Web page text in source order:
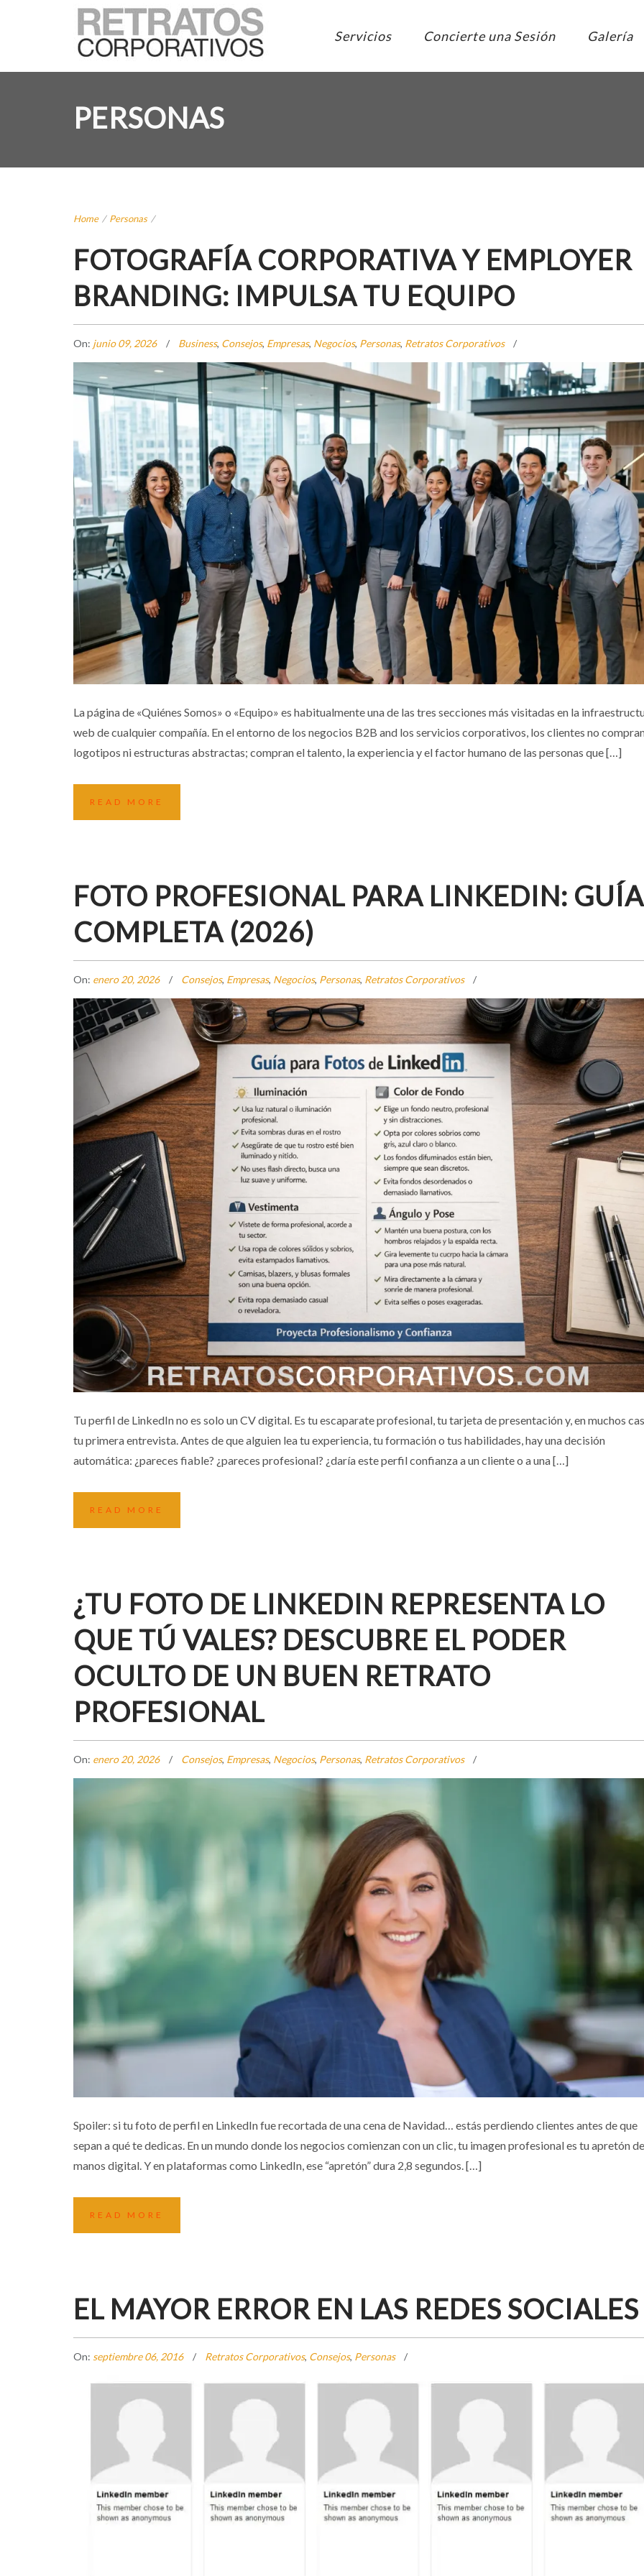
Servicios Concierte una Sesión Galería
PERSONAS
Home / Personas /
FOTOGRAFÍA CORPORATIVA Y EMPLOYER
BRANDING: IMPULSA TU EQUIPO
On: junio 09, 2026 Business, Consejos, Empresas, Negocios, Personas, Retratos Corporativos
FOTOGRAFÍA CORPORATIVA Y EMPLOYER BRANDING: IMPULSA TU EQUIPO
BusinessConsejos EmpresasNegociosPersonasRetratos Corporativos
La página de «Quiénes Somos» o «Equipo» es habitualmente una de las tres secciones más visitadas en la
web de cualquier compañía. En el entorno de los negocios B2B and los servicios corporativos, los clientes no
logotipos ni estructuras abstractas; compran el talento, la experiencia y el factor humano de las personas que […]
READ MORE
FOTO PROFESIONAL PARA LINKEDIN: GUÍA
COMPLETA (2026)
On: enero 20, 2026 Consejos, Empresas, Negocios, Personas, Retratos Corporativos
FOTO PROFESIONAL PARA LINKEDIN: GUÍA COMPLETA (2026)
ConsejosEmpresasNegocios PersonasRetratos Corporativos
Tu perfil de LinkedIn no es solo un CV digital. Es tu escaparate profesional, tu tarjeta de presentación y, en muchos
tu primera entrevista. Antes de que alguien lea tu experiencia, tu formación o tus habilidades, hay una decisión
automática: ¿pareces fiable? ¿pareces profesional? ¿daría este perfil confianza a un cliente o a una […]
READ MORE
¿TU FOTO DE LINKEDIN REPRESENTA LO
QUE TÚ VALES? DESCUBRE EL PODER
OCULTO DE UN BUEN RETRATO
PROFESIONAL
On: enero 20, 2026 Consejos, Empresas, Negocios, Personas, Retratos Corporativos
¿TU FOTO DE LINKEDIN REPRESENTA LO QUE TÚ VALES? DESCUBRE EL PODER
OCULTO DE UN BUEN RETRATO PROFESIONAL
ConsejosEmpresasNegociosPersonasRetratos Corporativos
Spoiler: si tu foto de perfil en LinkedIn fue recortada de una cena de Navidad… estás perdiendo clientes antes de que
sepan a qué te dedicas. En un mundo donde los negocios comienzan con un clic, tu imagen profesional es tu apretón de
manos digital. Y en plataformas como LinkedIn, ese “apretón” dura 2,8 segundos. […]
READ MORE
EL MAYOR ERROR EN LAS REDES SOCIALES
On: septiembre 06, 2016 Retratos Corporativos, Consejos, Personas